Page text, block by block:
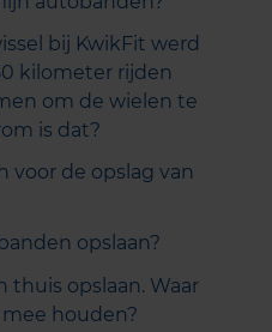
bij KwikFit werd
kilometer rijden
om de wielen te
is dat?
voor de opslag van
opslaan?
thuis opslaan. Waar
houden?